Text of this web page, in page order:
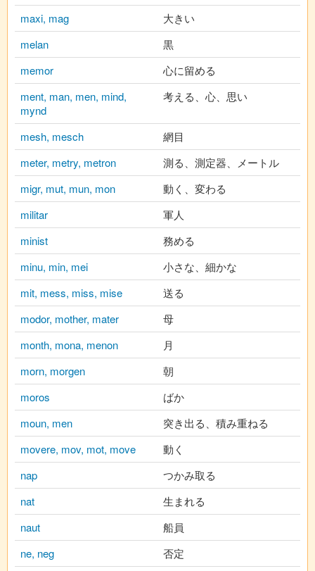
maxi, mag
大きい
melan
黒
memor
心に留める
ment, man, men, mind,
mynd
考える、心、思い
mesh, mesch
網目
meter, metry, metron
測る、測定器、メートル
migr, mut, mun, mon
動く、変わる
militar
軍人
minist
務める
minu, min, mei
小さな、細かな
mit, mess, miss, mise
送る
modor, mother, mater
母
month, mona, menon
月
morn, morgen
朝
moros
ばか
moun, men
突き出る、積み重ねる
movere, mov, mot, move
動く
nap
つかみ取る
nat
生まれる
naut
船員
ne, neg
否定